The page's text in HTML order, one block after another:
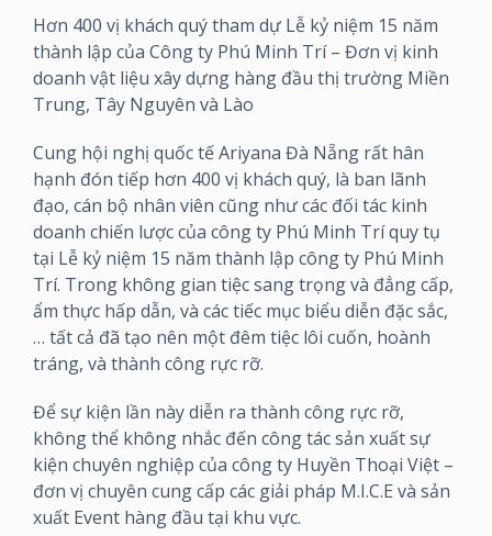
Hơn 400 vị khách quý tham dự Lễ kỷ niệm 15 năm
thành lập của Công ty Phú Minh Trí – Đơn vị kinh
doanh vật liệu xây dựng hàng đầu thị trường Miền
Trung, Tây Nguyên và Lào
Cung hội nghị quốc tế Ariyana Đà Nẵng rất hân
hạnh đón tiếp hơn 400 vị khách quý, là ban lãnh
đạo, cán bộ nhân viên cũng như các đối tác kinh
doanh chiến lược của công ty Phú Minh Trí quy tụ
tại Lễ kỷ niệm 15 năm thành lập công ty Phú Minh
Trí. Trong không gian tiệc sang trọng và đẳng cấp,
ẩm thực hấp dẫn, và các tiếc mục biểu diễn đặc sắc,
… tất cả đã tạo nên một đêm tiệc lôi cuốn, hoành
tráng, và thành công rực rỡ.
Để sự kiện lần này diễn ra thành công rực rỡ,
không thể không nhắc đến công tác sản xuất sự
kiện chuyên nghiệp của công ty Huyền Thoại Việt –
đơn vị chuyên cung cấp các giải pháp M.I.C.E và sản
xuất Event hàng đầu tại khu vực.